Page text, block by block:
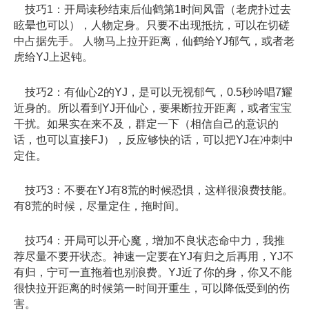
技巧1：开局读秒结束后仙鹤第1时间风雷（老虎扑过去
眩晕也可以），人物定身。只要不出现抵抗，可以在切磋
中占据先手。 人物马上拉开距离，仙鹤给YJ郁气，或者老
虎给YJ上迟钝。
技巧2：有仙心2的YJ，是可以无视郁气，0.5秒吟唱7耀
近身的。所以看到YJ开仙心，要果断拉开距离，或者宝宝
干扰。如果实在来不及，群定一下（相信自己的意识的
话，也可以直接FJ），反应够快的话，可以把YJ在冲刺中
定住。
技巧3：不要在YJ有8荒的时候恐惧，这样很浪费技能。
有8荒的时候，尽量定住，拖时间。
技巧4：开局可以开心魔，增加不良状态命中力，我推
荐尽量不要开状态。神速一定要在YJ有归之后再用，YJ不
有归，宁可一直拖着也别浪费。YJ近了你的身，你又不能
很快拉开距离的时候第一时间开重生，可以降低受到的伤
害。